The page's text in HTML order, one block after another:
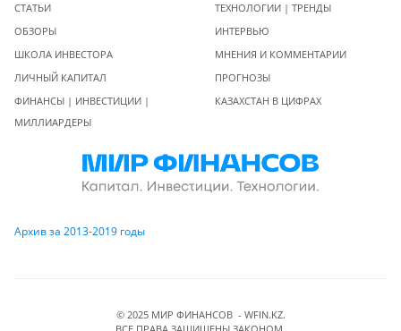
СТАТЬИ
ОБЗОРЫ
ШКОЛА ИНВЕСТОРА
ЛИЧНЫЙ КАПИТАЛ
ФИНАНСЫ | ИНВЕСТИЦИИ |
МИЛЛИАРДЕРЫ
ТЕХНОЛОГИИ | ТРЕНДЫ
ИНТЕРВЬЮ
МНЕНИЯ И КОММЕНТАРИИ
ПРОГНОЗЫ
КАЗАХСТАН В ЦИФРАХ
Архив за 2013-2019 годы
© 2025 МИР ФИНАНСОВ - WFIN.KZ.